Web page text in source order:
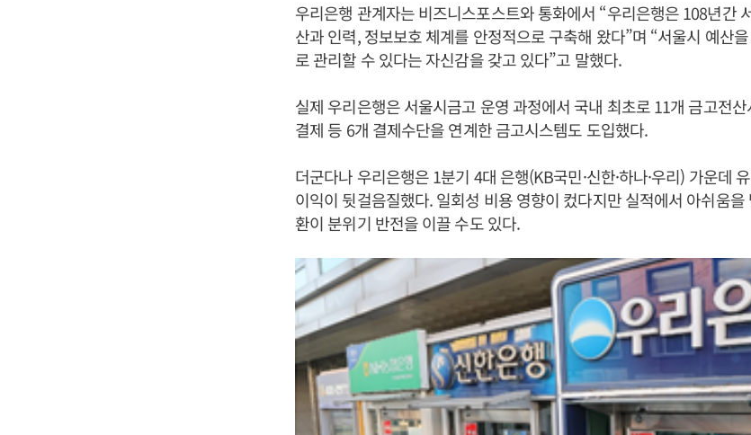
우리은행 관계자는 비즈니스포스트와 통화에서 “우리은행은 108년간
산과 인력, 정보보호 체계를 안정적으로 구축해 왔다”며 “서울시 예산
로 관리할 수 있다는 자신감을 갖고 있다”고 말했다.
실제 우리은행은 서울시금고 운영 과정에서 국내 최초로 11개 금고전
결제 등 6개 결제수단을 연계한 금고시스템도 도입했다.
더군다나 우리은행은 1분기 4대 은행(KB국민·신한·하나·우리) 가운데
이익이 뒷걸음질했다. 일회성 비용 영향이 컸다지만 실적에서 아쉬움
환이 분위기 반전을 이끌 수도 있다.